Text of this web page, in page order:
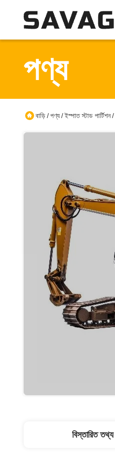
পণ্য
বাড়ি/পণ্য/ইস্পাত স্টাড পার্টিশন/
বিস্তারিত তথ্য